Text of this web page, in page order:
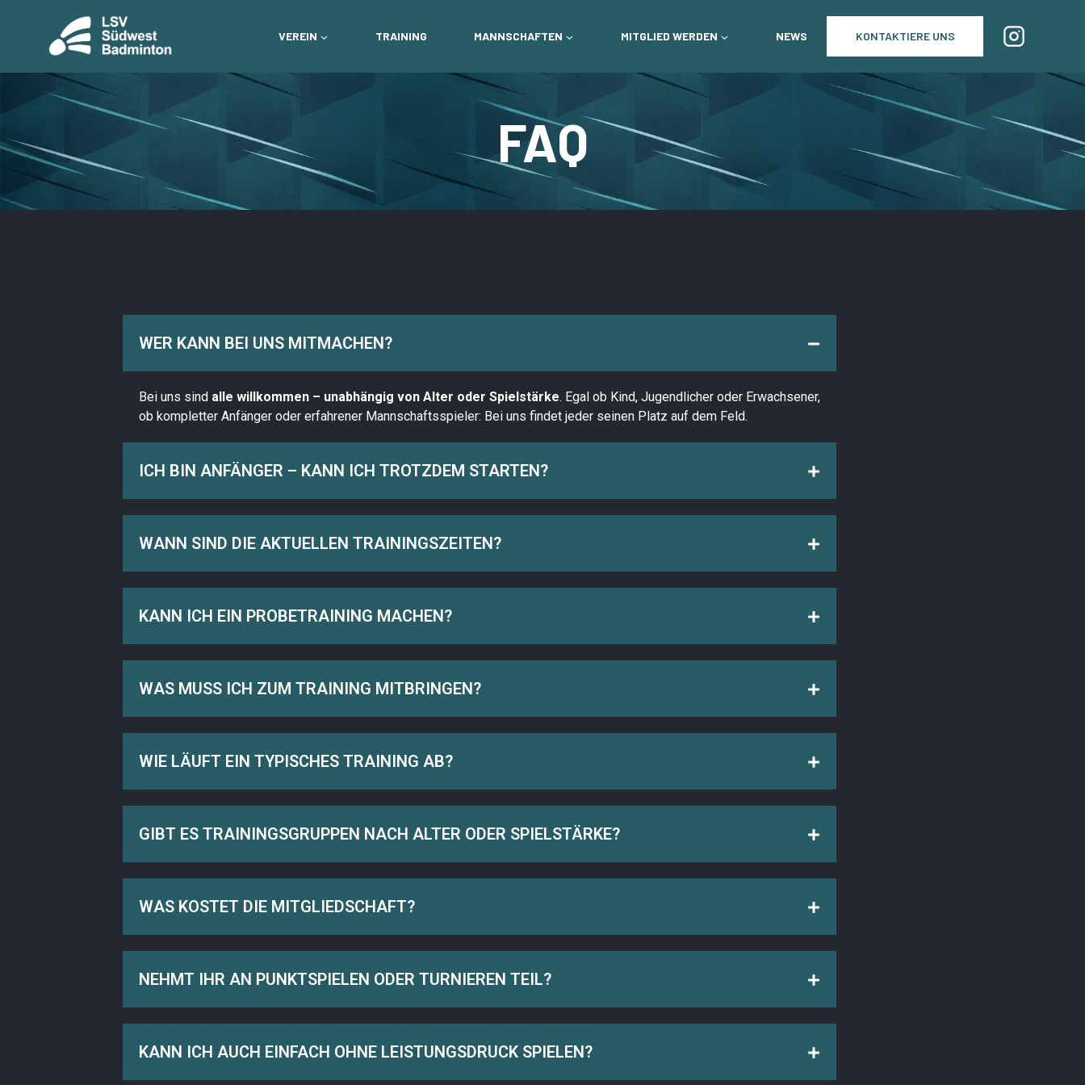
VEREIN TRAINING MANNSCHAFTEN MITGLIED WERDEN NEWS KONTAKTIERE UNS
FAQ
WER KANN BEI UNS MITMACHEN?
Bei uns sind alle willkommen – unabhängig von Alter oder Spielstärke. Egal ob Kind, Jugendlicher oder Erwachsener,
ob kompletter Anfänger oder erfahrener Mannschaftsspieler: Bei uns findet jeder seinen Platz auf dem Feld.
ICH BIN ANFÄNGER – KANN ICH TROTZDEM STARTEN?
WANN SIND DIE AKTUELLEN TRAININGSZEITEN?
KANN ICH EIN PROBETRAINING MACHEN?
WAS MUSS ICH ZUM TRAINING MITBRINGEN?
WIE LÄUFT EIN TYPISCHES TRAINING AB?
GIBT ES TRAININGSGRUPPEN NACH ALTER ODER SPIELSTÄRKE?
WAS KOSTET DIE MITGLIEDSCHAFT?
NEHMT IHR AN PUNKTSPIELEN ODER TURNIEREN TEIL?
KANN ICH AUCH EINFACH OHNE LEISTUNGSDRUCK SPIELEN?